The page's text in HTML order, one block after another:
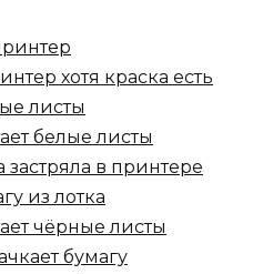
хотя краска есть
листы
белые листы
застряла в принтере
из лотка
чёрные листы
бумагу